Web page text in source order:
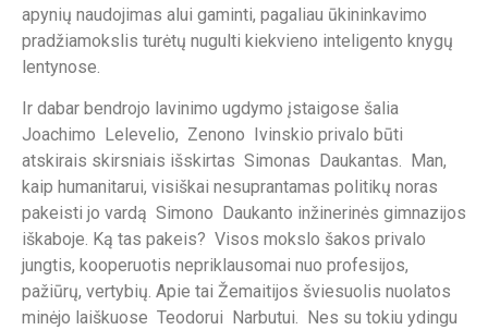
apynių naudojimas alui gaminti, pagaliau ūkininkavimo
pradžiamokslis turėtų nugulti kiekvieno inteligento knygų
lentynose.
Ir dabar bendrojo lavinimo ugdymo įstaigose šalia
Joachimo Lelevelio, Zenono Ivinskio privalo būti
atskirais skirsniais išskirtas Simonas Daukantas. Man,
kaip humanitarui, visiškai nesuprantamas politikų noras
pakeisti jo vardą Simono Daukanto inžinerinės gimnazijos
iškaboje. Ką tas pakeis? Visos mokslo šakos privalo
jungtis, kooperuotis nepriklausomai nuo profesijos,
pažiūrų, vertybių. Apie tai Žemaitijos šviesuolis nuolatos
minėjo laiškuose Teodorui Narbutui. Nes su tokiu ydingu